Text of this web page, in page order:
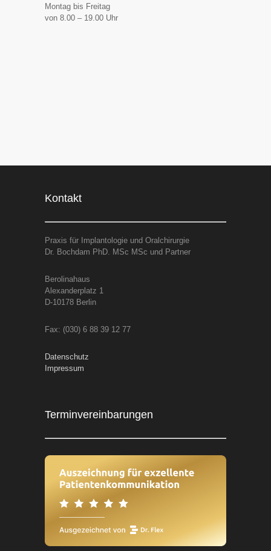
Montag bis Freitag
von 8.00 – 19.00 Uhr
Kontakt
Praxis für Implantologie und Oralchirurgie
Dr. Bochdam PhD. MSc MSc und Partner
Berolinahaus
Alexanderplatz 1
D-10178 Berlin
Fax: (030) 6 88 39 12 77
Datenschutz
Impressum
Terminvereinbarungen